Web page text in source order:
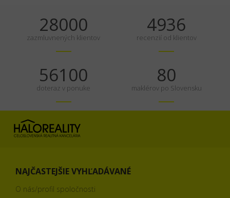
35000
zazmluvnených klientov
6170
recenzií od klientov
70125
doteraz v ponuke
100
maklérov po Slovensku
NAJČASTEJŠIE VYHĽADÁVANÉ
O nás/profil spoločnosti